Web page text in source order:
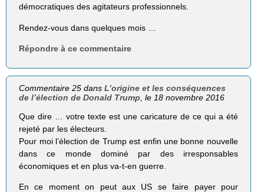
démocratiques des agitateurs professionnels.
Rendez-vous dans quelques mois …
Répondre à ce commentaire
Commentaire 25 dansL’origine et les conséquences
de l’élection de Donald Trump , le 18 novembre 2016
Que dire … votre texte est une caricature de ce qui a été
rejeté par les électeurs.
Pour moi l’élection de Trump est enfin une bonne nouvelle
dans ce monde dominé par des irresponsables
économiques et en plus va-t-en guerre.
En ce moment on peut aux US se faire payer pour